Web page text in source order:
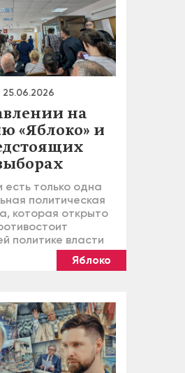
25.06.2026
на
«Яблоко» и
есть только одна
политическая
которая открыто
политике власти
Яблоко